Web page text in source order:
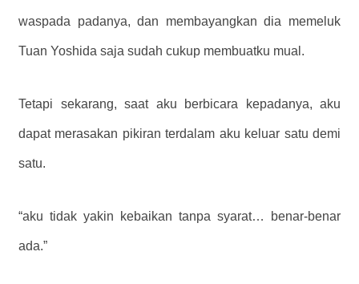
waspada padanya, dan membayangkan dia memeluk
Tuan Yoshida saja sudah cukup membuatku mual.
Tetapi sekarang, saat aku berbicara kepadanya, aku
dapat merasakan pikiran terdalam aku keluar satu demi
satu.
“aku tidak yakin kebaikan tanpa syarat… benar-benar
ada.”